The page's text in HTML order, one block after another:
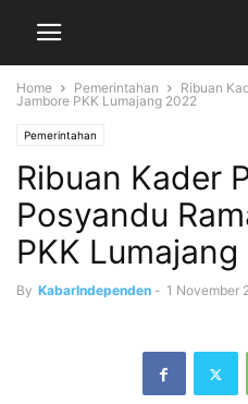
Home Pemerintahan
Ribuan
Jambore PKK Lumajang 2022
Pemerintahan
Ribuan Kader
Posyandu
PKK
By KabarIndependen - 1 November